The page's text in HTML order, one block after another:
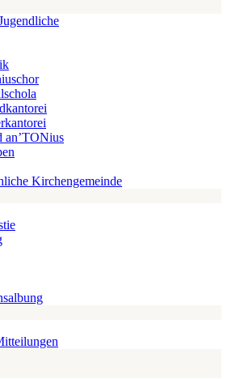
an’TONius
Kirchengemeinde